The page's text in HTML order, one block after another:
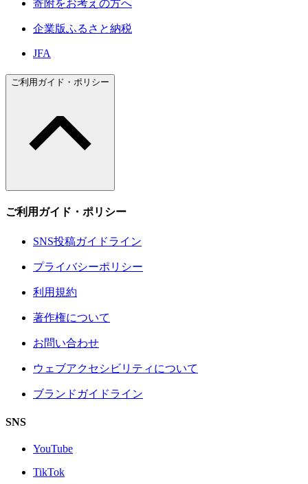
寄附をお考えの方へ
企業版ふるさと納税
JFA
ご利用ガイド・ポリシー
ご利用ガイド・ポリシー
SNS投稿ガイドライン
プライバシーポリシー
利用規約
著作権について
お問い合わせ
ウェブアクセシビリティについて
ブランドガイドライン
SNS
YouTube
TikTok